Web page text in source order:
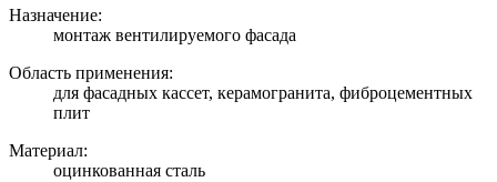
Назначение:
монтаж вентилируемого фасада
Область применения:
для фасадных кассет, керамогранита, фиброцементных
плит
Материал:
оцинкованная сталь